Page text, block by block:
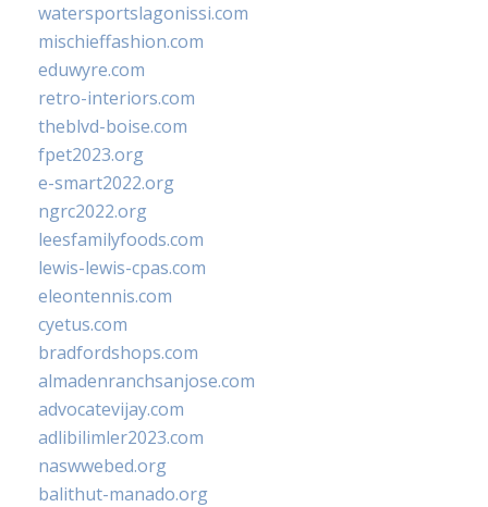
watersportslagonissi.com
mischieffashion.com
eduwyre.com
retro-interiors.com
theblvd-boise.com
fpet2023.org
e-smart2022.org
ngrc2022.org
leesfamilyfoods.com
lewis-lewis-cpas.com
eleontennis.com
cyetus.com
bradfordshops.com
almadenranchsanjose.com
advocatevijay.com
adlibilimler2023.com
naswwebed.org
balithut-manado.org